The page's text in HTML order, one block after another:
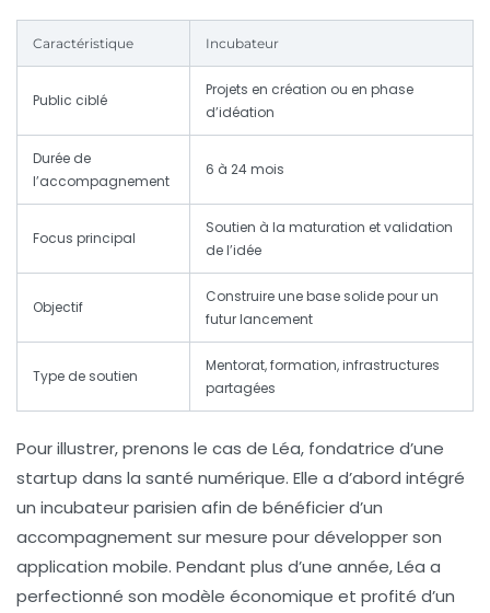
Caractéristique Incubateur
Public ciblé
Projets en création ou en phase
d’idéation
Durée de
l’accompagnement
6 à 24 mois
Focus principal
Soutien à la maturation et validation
de l’idée
Objectif
Construire une base solide pour un
futur lancement
Type de soutien
Mentorat, formation, infrastructures
partagées
Pour illustrer, prenons le cas de Léa, fondatrice d’une
startup dans la santé numérique. Elle a d’abord intégré
un incubateur parisien afin de bénéficier d’un
accompagnement sur mesure pour développer son
application mobile. Pendant plus d’une année, Léa a
perfectionné son modèle économique et profité d’un